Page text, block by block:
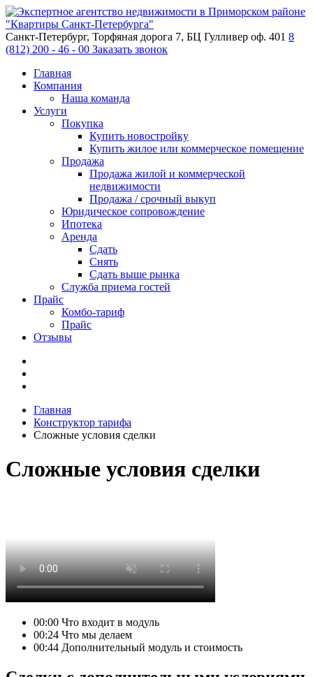
Санкт-Петербург, Торфяная дорога 7, БЦ Гулливер оф. 401 8
(812) 200 - 46 - 00 Заказать звонок
Главная
Компания
Наша команда
Услуги
Покупка
Купить новостройку
Купить жилое или коммерческое помещение
Продажа
Продажа жилой и коммерческой
недвижимости
Продажа / срочный выкуп
Юридическое сопровождение
Ипотека
Аренда
Сдать
Снять
Сдать выше рынка
Служба приема гостей
Прайс
Комбо-тариф
Прайс
Отзывы
Главная
Конструктор тарифа
Сложные условия сделки
Сложные условия сделки
00:00 Что входит в модуль
00:24 Что мы делаем
00:44 Дополнительный модуль и стоимость